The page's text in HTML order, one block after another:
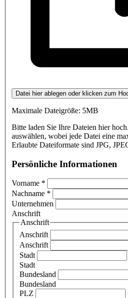
Datei hier ablegen oder klicken zum
Maximale Dateigröße: 5MB
Bitte laden Sie Ihre Dateien hier
auswählen, wobei jede Datei eine
Erlaubte Dateiformate sind JPG,
Persönliche Informationen
Vorname *
Nachname *
Unternehmen
Anschrift
Anschrift
Anschrift
Anschrift
Stadt
Stadt
Bundesland
Bundesland
PLZ